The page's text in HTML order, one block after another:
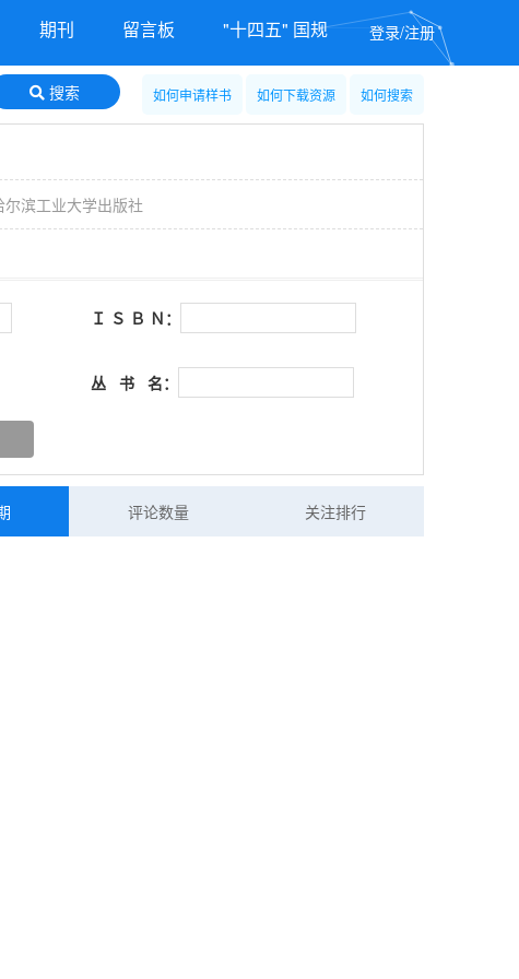
期刊 留言板 "十四五" 国规 登录/注册
搜索 如何申请样书 如何下载资源 如何搜索
尔滨工业大学出版社
Ｉ Ｓ Ｂ Ｎ：
丛 书 名：
关注排行
评论数量